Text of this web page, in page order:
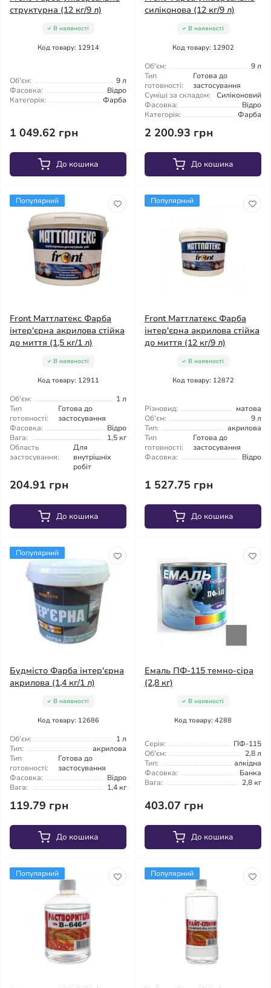
структурна (12 кг/9 л)
В наявності
Код товару: 12914
Об'єм:
9 л
Фасовка:
Відро
Категорія:
Фарба
1 049.62 грн
До кошика
силіконова (12 кг/9 л)
В наявності
Код товару: 12902
Об'єм:
9 л
Тип
готовності:
Готова до
застосування
Суміші за складом:
Силіконовий
Фасовка:
Відро
Категорія:
Фарба
2 200.93 грн
До кошика
Популярний
Front Маттлатекс Фарба
інтер'єрна акрилова стійка
до миття (1,5 кг/1 л)
В наявності
Код товару: 12911
Об'єм:
1 л
Тип
готовності:
Готова до
застосування
Фасовка:
Відро
Вага:
1,5 кг
Область
застосування:
Для
внутрішніх
робіт
204.91 грн
До кошика
Популярний
Front Маттлатекс Фарба
інтер'єрна акрилова стійка
до миття (12 кг/9 л)
В наявності
Код товару: 12872
Різновид:
матова
Об'єм:
9 л
Тип:
акрилова
Тип
готовності:
Готова до
застосування
Фасовка:
Відро
1 527.75 грн
До кошика
Популярний
Будмісто Фарба інтер'єрна
акрилова (1,4 кг/1 л)
В наявності
Код товару: 12686
Об'єм:
1 л
Тип:
акрилова
Тип
готовності:
Готова до
застосування
Фасовка:
Відро
Вага:
1,4 кг
119.79 грн
До кошика
Емаль ПФ-115 темно-сіра
(2,8 кг)
В наявності
Код товару: 4288
Серія:
ПФ-115
Об'єм:
2,8 л
Тип:
алкідна
Фасовка:
Банка
Вага:
2,8 кг
403.07 грн
До кошика
Популярний Популярний